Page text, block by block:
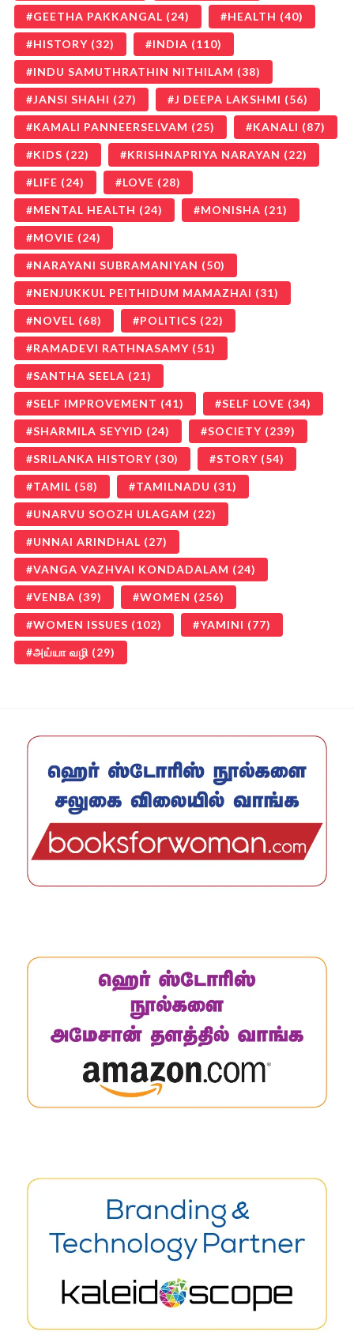
GEETHA PAKKANGAL (24) HEALTH (40)
HISTORY (32) INDIA (110)
INDU SAMUTHRATHIN NITHILAM (38)
JANSI SHAHI (27) J DEEPA LAKSHMI (56)
KAMALI PANNEERSELVAM (25) KANALI (87)
KIDS (22) KRISHNAPRIYA NARAYAN (22)
LIFE (24) LOVE (28)
MENTAL HEALTH (24) MONISHA (21)
MOVIE (24)
NARAYANI SUBRAMANIYAN (50)
NENJUKKUL PEITHIDUM MAMAZHAI (31)
NOVEL (68) POLITICS (22)
RAMADEVI RATHNASAMY (51)
SANTHA SEELA (21)
SELF IMPROVEMENT (41) SELF LOVE (34)
SHARMILA SEYYID (24) SOCIETY (239)
SRILANKA HISTORY (30) STORY (54)
TAMIL (58) TAMILNADU (31)
UNARVU SOOZH ULAGAM (22)
UNNAI ARINDHAL (27)
VANGA VAZHVAI KONDADALAM (24)
VENBA (39) WOMEN (256)
WOMEN ISSUES (102) YAMINI (77)
அய்யா வழி (29)